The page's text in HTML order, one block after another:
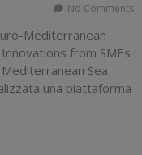
No Comments
Mediterranean
from SMEs
Sea
una piattaforma